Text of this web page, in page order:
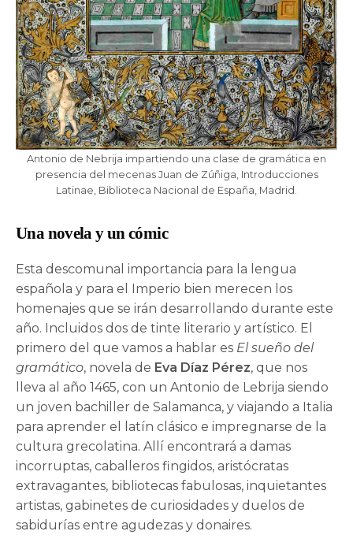
Antonio de Nebrija impartiendo una clase de gramática en
presencia del mecenas Juan de Zúñiga, Introducciones
Latinae, Biblioteca Nacional de España, Madrid.
Una novela y un cómic
Esta descomunal importancia para la lengua
española y para el Imperio bien merecen los
homenajes que se irán desarrollando durante este
año. Incluidos dos de tinte literario y artístico. El
primero del que vamos a hablar es El sueño del
gramático, novela de Eva Díaz Pérez, que nos
lleva al año 1465, con un Antonio de Lebrija siendo
un joven bachiller de Salamanca, y viajando a Italia
para aprender el latín clásico e impregnarse de la
cultura grecolatina. Allí encontrará a damas
incorruptas, caballeros fingidos, aristócratas
extravagantes, bibliotecas fabulosas, inquietantes
artistas, gabinetes de curiosidades y duelos de
sabidurías entre agudezas y donaires.